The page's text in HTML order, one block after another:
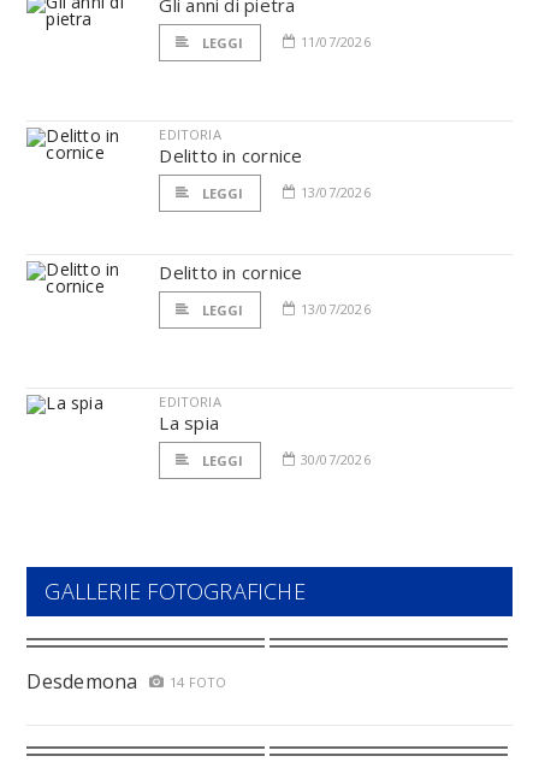
Gli anni di pietra
LEGGI 11/07/2026
EDITORIA
Delitto in cornice
LEGGI 13/07/2026
Delitto in cornice
LEGGI 13/07/2026
EDITORIA
La spia
LEGGI 30/07/2026
GALLERIE FOTOGRAFICHE
Desdemona 14 FOTO